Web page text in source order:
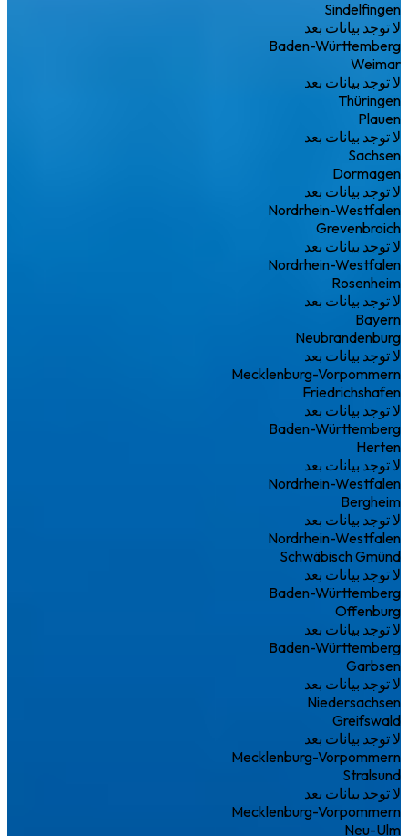
Sindelfingen
لا توجد بيانات بعد
Baden-Württemberg
Weimar
لا توجد بيانات بعد
Thüringen
Plauen
لا توجد بيانات بعد
Sachsen
Dormagen
لا توجد بيانات بعد
Nordrhein-Westfalen
Grevenbroich
لا توجد بيانات بعد
Nordrhein-Westfalen
Rosenheim
لا توجد بيانات بعد
Bayern
Neubrandenburg
لا توجد بيانات بعد
Mecklenburg-Vorpommern
Friedrichshafen
لا توجد بيانات بعد
Baden-Württemberg
Herten
لا توجد بيانات بعد
Nordrhein-Westfalen
Bergheim
لا توجد بيانات بعد
Nordrhein-Westfalen
Schwäbisch Gmünd
لا توجد بيانات بعد
Baden-Württemberg
Offenburg
لا توجد بيانات بعد
Baden-Württemberg
Garbsen
لا توجد بيانات بعد
Niedersachsen
Greifswald
لا توجد بيانات بعد
Mecklenburg-Vorpommern
Stralsund
لا توجد بيانات بعد
Mecklenburg-Vorpommern
Neu-Ulm